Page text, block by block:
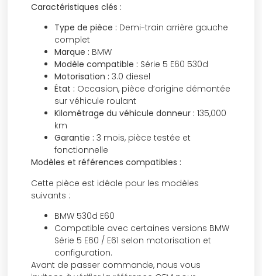
Caractéristiques clés :
Type de pièce : Demi-train arrière gauche
complet
Marque : BMW
Modèle compatible : Série 5 E60 530d
Motorisation : 3.0 diesel
État : Occasion, pièce d’origine démontée
sur véhicule roulant
Kilométrage du véhicule donneur : 135,000
km
Garantie : 3 mois, pièce testée et
fonctionnelle
Modèles et références compatibles :
Cette pièce est idéale pour les modèles
suivants :
BMW 530d E60
Compatible avec certaines versions BMW
Série 5 E60 / E61 selon motorisation et
configuration.
Avant de passer commande, nous vous